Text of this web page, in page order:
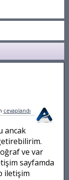
cevaplandı
ancak
ve var
sayfamda
iletişim